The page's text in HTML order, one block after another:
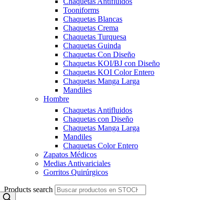
Tooniforms
Chaquetas Blancas
Chaquetas Crema
Chaquetas Turquesa
Chaquetas Guinda
Chaquetas Con Diseño
Chaquetas KOI/BJ con Diseño
Chaquetas KOI Color Entero
Chaquetas Manga Larga
Mandiles
Hombre
Chaquetas Antifluidos
Chaquetas con Diseño
Chaquetas Manga Larga
Mandiles
Chaquetas Color Entero
Zapatos Médicos
Medias Antivariciales
Gorritos Quirúrgicos
Products search